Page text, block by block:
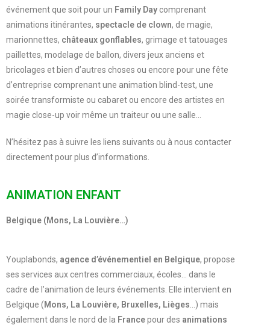
événement que soit pour un Family Day comprenant
animations itinérantes, spectacle de clown, de magie,
marionnettes, châteaux gonflables, grimage et tatouages
paillettes, modelage de ballon, divers jeux anciens et
bricolages et bien d’autres choses ou encore pour une fête
d’entreprise comprenant une animation blind-test, une
soirée transformiste ou cabaret ou encore des artistes en
magie close-up voir même un traiteur ou une salle…
N’hésitez pas à suivre les liens suivants ou à nous contacter
directement pour plus d’informations.
ANIMATION ENFANT
Belgique (Mons, La Louvière…)
Youplabonds, agence d’événementiel en Belgique, propose
ses services aux centres commerciaux, écoles… dans le
cadre de l’animation de leurs événements. Elle intervient en
Belgique (Mons, La Louvière, Bruxelles, Lièges …) mais
également dans le nord de la Francepour des animations